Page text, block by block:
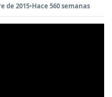
de 2015•Hace 560 semanas